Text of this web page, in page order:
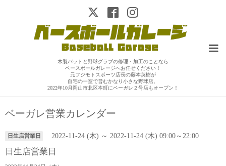
木製バットと野球グラブの修理・加工のことなら
ベースボールガレージへお任せください！
元フジモトスポーツ店長の藤本英樹が
自宅の一室で営むかなり小さな野球店。
2022年10月岡山市北区本町にベーガレ２号店もオープン！
ベーガレ営業カレンダー
日生店営業日 2022-11-24 (木) ～ 2022-11-24 (木) 09:00～22:00
日生店営業日